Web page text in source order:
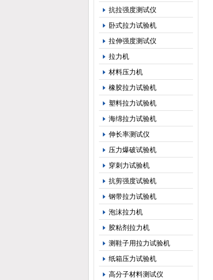
抗拉强度测试仪
卧式拉力试验机
拉伸强度测试仪
拉力机
材料压力机
橡胶拉力试验机
塑料拉力试验机
海绵拉力试验机
伸长率测试仪
压力爆破试验机
穿刺力试验机
抗剪强度试验机
钢带拉力试验机
泡沫拉力机
胶粘剂拉力机
测鞋子用拉力试验机
纸箱压力试验机
高分子材料测试仪